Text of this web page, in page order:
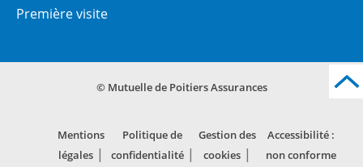
Première visite
© Mutuelle de Poitiers Assurances
Mentions
légales
Politique de
confidentialité
Gestion des
cookies
Accessibilité :
non conforme